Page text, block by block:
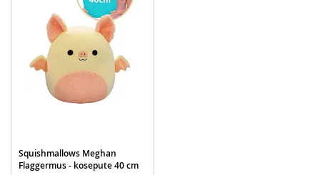
Squishmallows Meghan
Flaggermus - kosepute 40 cm